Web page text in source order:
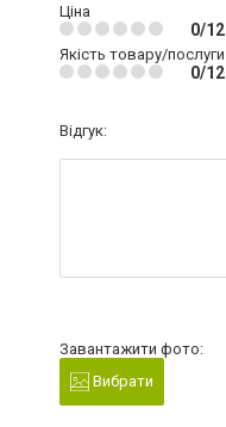
Ціна
0/12
Якість товару/послуги
0/12
Відгук:
Завантажити фото:
Вибрати